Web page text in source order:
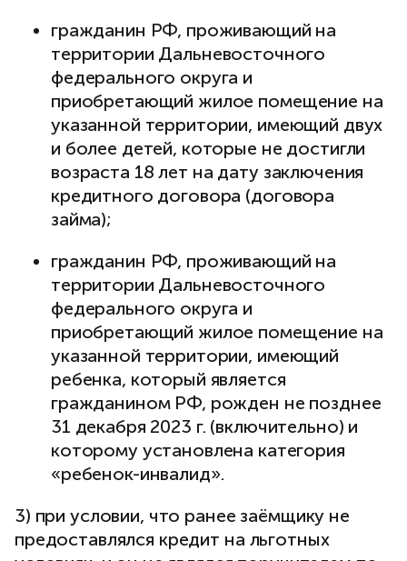
гражданин РФ, проживающий на
территории Дальневосточного
федерального округа и
приобретающий жилое помещение на
указанной территории, имеющий двух
и более детей, которые не достигли
возраста 18 лет на дату заключения
кредитного договора (договора
займа);
гражданин РФ, проживающий на
территории Дальневосточного
федерального округа и
приобретающий жилое помещение на
указанной территории, имеющий
ребенка, который является
гражданином РФ, рожден не позднее
31 декабря 2023 г. (включительно) и
которому установлена категория
«ребенок-инвалид».
3) при условии, что ранее заёмщику не
предоставлялся кредит на льготных